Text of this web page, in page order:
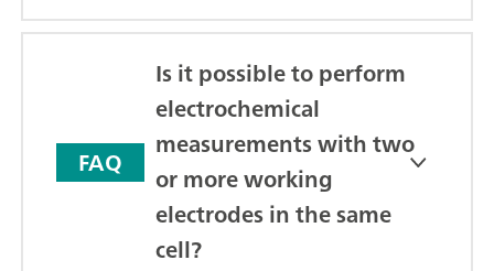
FAQ
Is it possible to perform
electrochemical
measurements with two
or more working
electrodes in the same
cell?